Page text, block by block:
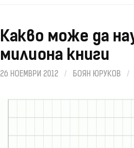
Какво може да
милиона книги
26 НОЕМВРИ 2012 / БОЯН ЮРУКОВ /